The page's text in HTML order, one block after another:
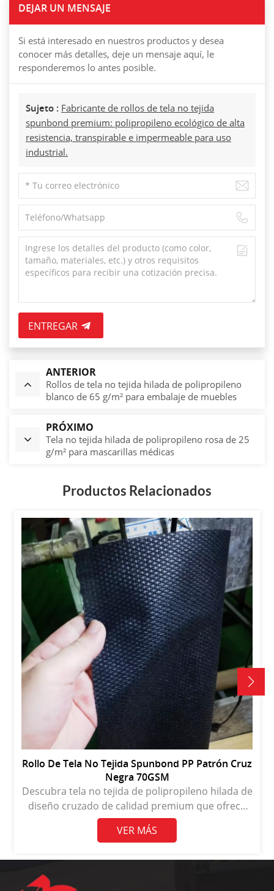
DEJAR UN MENSAJE
Si está interesado en nuestros productos y desea
conocer más detalles, deje un mensaje aquí, le
responderemos lo antes posible.
Sujeto : Fabricante de rollos de tela no tejida
spunbond premium: polipropileno ecológico de alta
resistencia, transpirable e impermeable para uso
industrial.
ENTREGAR
ANTERIOR
Rollos de tela no tejida hilada de polipropileno
blanco de 65 g/m² para embalaje de muebles
PRÓXIMO
Tela no tejida hilada de polipropileno rosa de 25
g/m² para mascarillas médicas
Productos Relacionados
Rollo De Tela No Tejida Spunbond PP Patrón Cruz
Negra 70GSM
Descubra tela no tejida de polipropileno hilada de
diseño cruzado de calidad premium que ofrece
una durabilidad y versatilidad excepcionales para
diversas aplicaciones.
VER MÁS